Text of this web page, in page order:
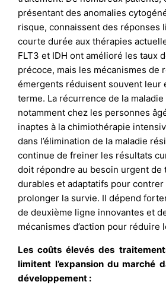
présentant des anomalies
risque, connaissent des réponses
courte durée aux thérapies
FLT3 et IDH ont amélioré les taux
précoce, mais les mécanismes de
émergents réduisent souvent leur
terme. La récurrence de la
notamment chez les personnes
inaptes à la chimiothérapie
dans l’élimination de la maladie
continue de freiner les résultats
doit répondre au besoin urgent de
durables et adaptatifs pour
prolonger la survie. Il dépend
de deuxième ligne innovantes et
mécanismes d’action pour réduire
Les coûts élevés des
limitent l’expansion du marché
développement :